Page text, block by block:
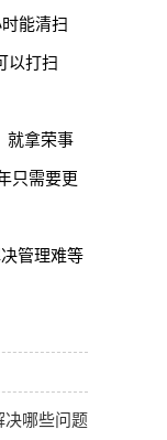
能清扫
以打扫
就拿荣事
只需要更
管理难等
决哪些问题